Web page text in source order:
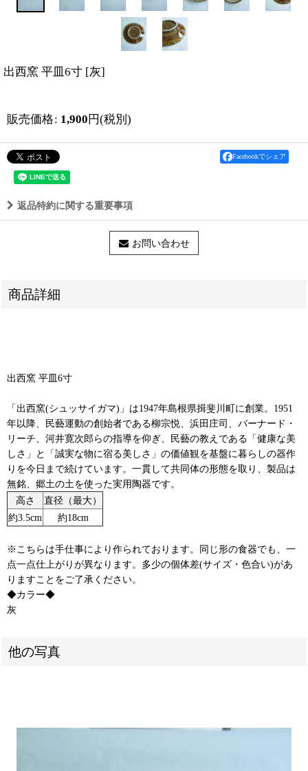
出西窯 平皿6寸 [灰]
販売価格: 1,900 円(税別)
Facebookでシェア
返品特約に関する重要事項
お問い合わせ
商品詳細
出西窯 平皿6寸
「出西窯(シュッサイガマ)」は1947年島根県揖斐川町に創業。1951
年以降、民藝運動の創始者である柳宗悦、浜田庄司、バーナード・
リーチ、河井寛次郎らの指導を仰ぎ、民藝の教えである「健康な美
しさ」と「誠実な物に宿る美しさ」の価値観を基盤に暮らしの器作
りを今日まで続けています。一貫して共同体の形態を取り、製品は
無銘、郷土の土を使った実用陶器です。
高さ
直径（最大）
約3.5cm
約18cm
※こちらは手仕事により作られております。同じ形の食器でも、一
点一点仕上がりが異なります。多少の個体差(サイズ・色合い)があ
りますことをご了承ください。
◆カラー◆
灰
他の写真